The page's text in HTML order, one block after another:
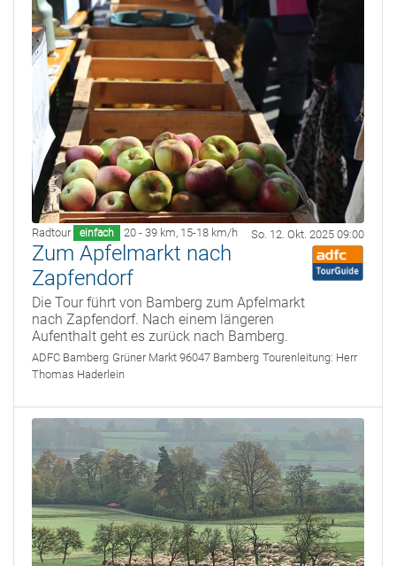
Radtour einfach 20 - 39 km, 15-18 km/h So. 12. Okt. 2025 09:00
Zum Apfelmarkt nach
Zapfendorf
Die Tour führt von Bamberg zum Apfelmarkt
nach Zapfendorf. Nach einem längeren
Aufenthalt geht es zurück nach Bamberg.
ADFC Bamberg Grüner Markt 96047 Bamberg Tourenleitung: Herr
Thomas Haderlein